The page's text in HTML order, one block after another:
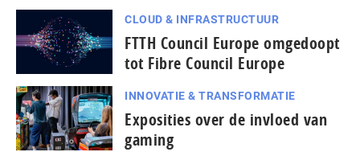
CLOUD & INFRASTRUCTUUR
FTTH Council Europe omgedoopt
tot Fibre Council Europe
INNOVATIE & TRANSFORMATIE
Exposities over de invloed van
gaming